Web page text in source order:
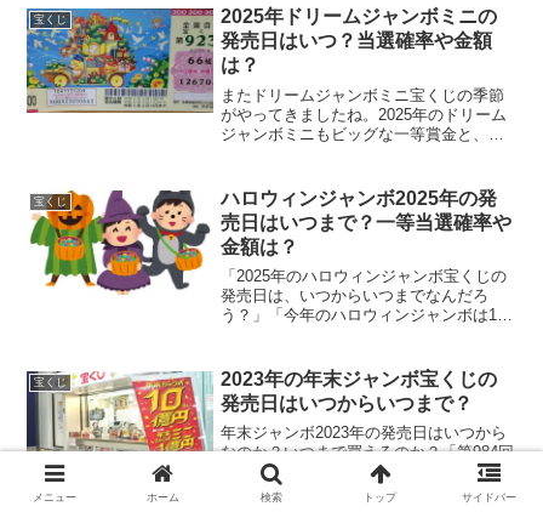
らちょっと怖くなるところもありますよ
ね。宝くじの当選がバレたりし...
宝くじ
2025年ドリームジャンボミニの
発売日はいつ？当選確率や金額
は？
またドリームジャンボミニ宝くじの季節
がやってきましたね。2025年のドリーム
ジャンボミニもビッグな一等賞金と、た
を買うにあたって、いろいろと知ってお
きたいことはたくさん...
宝くじ
ハロウィンジャンボ2025年の発
売日はいつまで？一等当選確率や
金額は？
「2025年のハロウィンジャンボ宝くじの
発売日は、いつからいつまでなんだろ
う？」「今年のハロウィンジャンボは1等
じだった名前が、ハロウィンジャンボと
名前を変えリニューア...
宝くじ
2023年の年末ジャンボ宝くじの
発売日はいつからいつまで？
年末ジャンボ2023年の発売日はいつから
なのか？いつまで買えるのか？「第984回
全国自治宝くじ年末ジャンボ宝くじ」と
いえば年末の風物詩ですが、発売日は
メニュー ホーム 検索 トップ サイドバー